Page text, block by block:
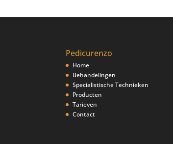
Pedicurenzo
Home
Behandelingen
Specialistische Technieken
Producten
Tarieven
Contact